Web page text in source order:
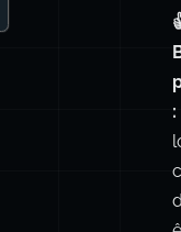
: